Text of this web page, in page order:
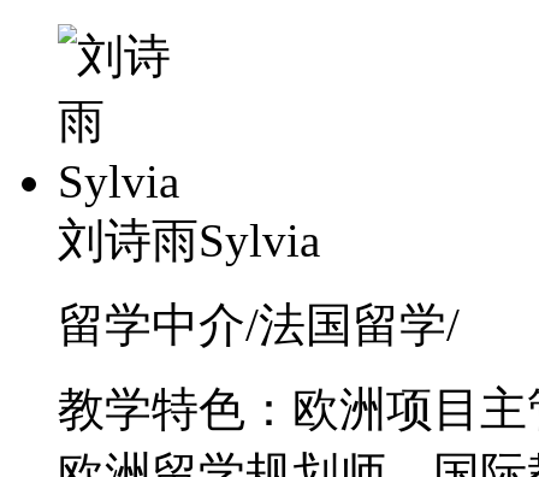
刘诗雨Sylvia
留学中介/法国留学/
教学特色：欧洲项目